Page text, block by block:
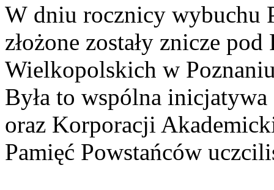
W dniu rocznicy wybuchu
złożone zostały znicze
Wielkopolskich w
Była to wspólna
oraz Korporacji
Pamięć Powstańców